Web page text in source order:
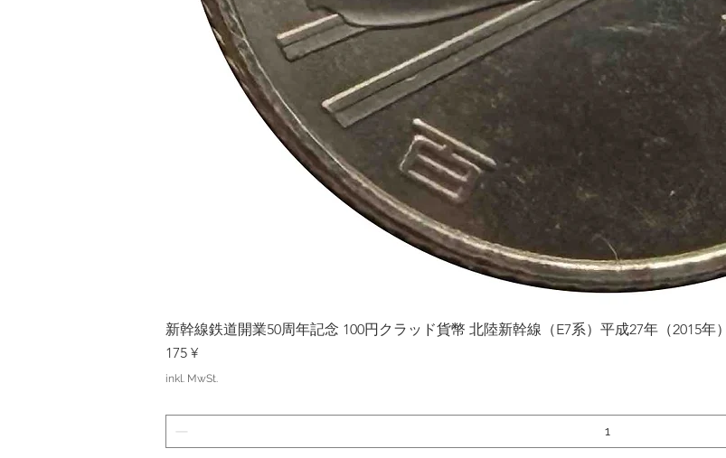
Schnellansicht
新幹線鉄道開業50周年記念 100円クラッド貨幣 北陸新幹線（E7系）平成27年（2015年
Preis
175 ¥
inkl. MwSt.